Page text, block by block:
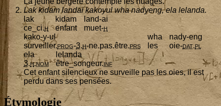
Lak kidam lan­dai kakoyul wha nadyeng, ela lelanda.
lak
ce_ci.h
kidam
enfant
land-ai
muet-h
kako-y-ul
sur­veiller.prog-3.h-ne.pas.être.prs
wha
les
nady-eng
oie-dat.pl
ela
3.h.nom
lelan­da
être_songeur.inf
Cet enfant silen­cieux ne sur­veille pas les oies, il est
per­du dans ses pensées.
Étymologie